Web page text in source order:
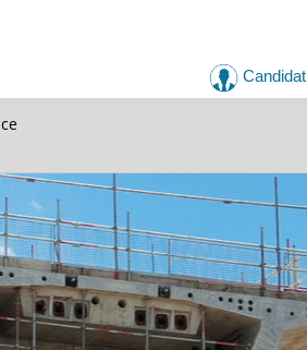
Candidat